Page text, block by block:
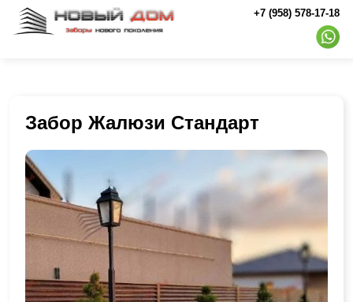
+7 (958) 578-17-18
Забор Жалюзи Стандарт